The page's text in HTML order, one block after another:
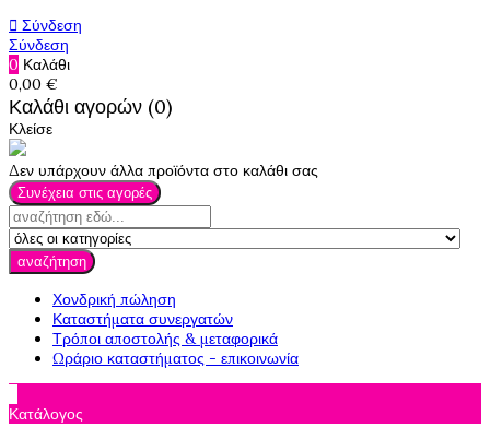
 Σύνδεση
Σύνδεση
0 Καλάθι
0,00 €
Καλάθι αγορών (0)
Κλείσε
Δεν υπάρχουν άλλα προϊόντα στο καλάθι σας
Συνέχεια στις αγορές
αναζήτηση
Χονδρική πώληση
Καταστήματα συνεργατών
Τρόποι αποστολής & μεταφορικά
Ωράριο καταστήματος - επικοινωνία
Κατάλογος